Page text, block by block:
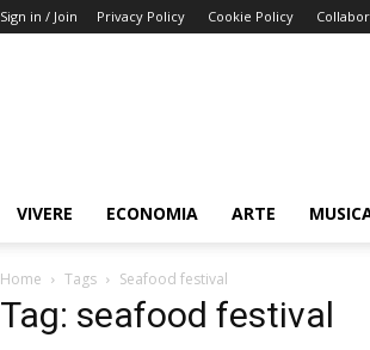
Sign in / Join Privacy Policy Cookie Policy
VIVERE ECONOMIA ARTE
Home Tags Seafood festival
Tag: seafood festival